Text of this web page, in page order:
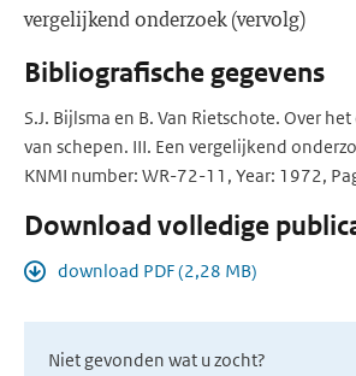
vergelijkend onderzoek (vervolg)
Bibliografische gegevens
S.J. Bijlsma en B. Van Rietschote. Over
van schepen. III. Een vergelijkend
KNMI number: WR-72-11, Year: 1972,
Download volledige
download PDF (2,28 MB)
Niet gevonden wat u zocht?